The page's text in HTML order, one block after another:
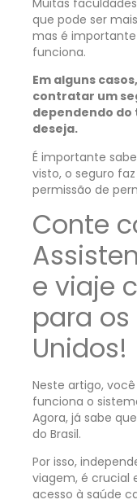
que pode ser
mas é
funciona.
Em alguns
contratar um
dependendo do
deseja.
É importante
visto, o seguro
permissão de
Conte
e viaje
para os
Unidos!
Neste artigo,
funciona o
Agora, já sabe
do Brasil.
Por isso,
viagem, é crucial
acesso à saúde